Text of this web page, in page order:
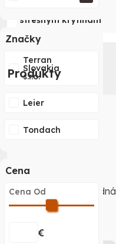
Značky
Terran
Slovakia
s.r.o.
Leier
Tondach
Cena
Cena Od
€
strešným krytinám
Produkty
Danubia EVO základná
betónová škridla